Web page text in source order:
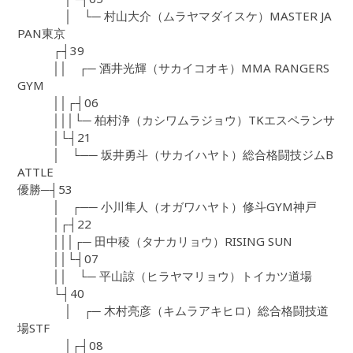
│ └─ 村山大介（ムラヤマダイスケ）MASTER JA
PAN東京
┌┤39
││ ┌─ 酒井光輝（サカイコオキ）MMA RANGERS
GYM
││┌┤06
│││└─ 柏村浄（カシワムラジョウ）TKエスペランサ
│└┤21
│ └── 坂井勇斗（サカイハヤト）総合格闘技ジムB
ATTLE
優勝─┤53
│ ┌── 小川隼人（オガワハヤト）修斗GYM神戸
│┌┤22
│││┌─ 田中稜（タナカリョウ）RISING SUN
││└┤07
││ └─ 平山諒（ヒラヤマリョウ）トイカツ道場
└┤40
│ ┌─ 木村亮彦（キムラアキヒロ）総合格闘技道
場STF
│┌┤08